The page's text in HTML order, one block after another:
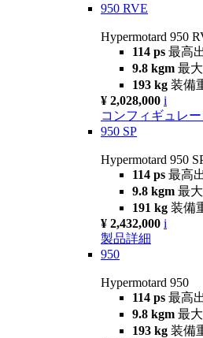
950 RVE
Hypermotard 950
114 ps 最高
9.8 kgm 最
193 kg 装備
¥ 2,028,000 i
コンフィギュレ
950 SP
Hypermotard 950
114 ps 最高
9.8 kgm 最
191 kg 装備
¥ 2,432,000 i
製品詳細
950
Hypermotard 950
114 ps 最高
9.8 kgm 最
193 kg 装備